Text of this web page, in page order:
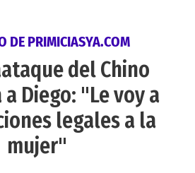
DE PRIMICIASYA.COM
del Chino
Diego: "Le voy a
legales a la
mujer"